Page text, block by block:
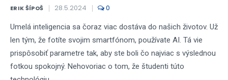
ERIK ŠÍPOŠ 28.5.2024 0
Umelá inteligencia sa čoraz viac dostáva do našich životov. Už
len tým, že fotíte svojim smartfónom, používate AI. Tá vie
prispôsobiť parametre tak, aby ste boli čo najviac s výslednou
fotkou spokojný. Nehovoriac o tom, že študenti túto